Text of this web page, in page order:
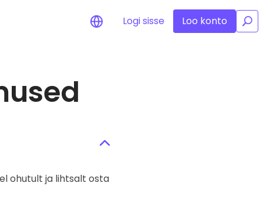
teie
Logi sisse Loo konto /
ohutult ja lihtsalt osta